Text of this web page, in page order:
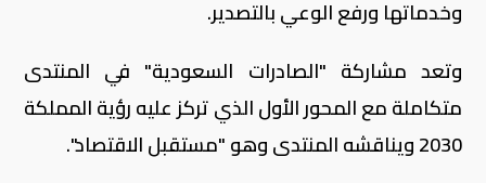
وخدماتها ورفع الوعي بالتصدير.
وتعد مشاركة "الصادرات السعودية" في المنتدى
متكاملة مع المحور الأول الذي تركز عليه رؤية المملكة
2030 ويناقشه المنتدى وهو "مستقبل الاقتصاد".